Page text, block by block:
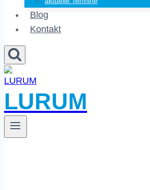
Blog
Kontakt
LURUM